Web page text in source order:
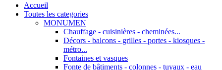
Accueil
Toutes les categories
MONUMEN
Chauffage - cuisinières - cheminées...
Décors - balcons - grilles - portes - kiosques -
métro...
Fontaines et vasques
Fonte de bâtiments - colonnes - tuyaux - eau